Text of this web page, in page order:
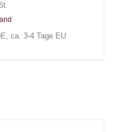
ca. 3-4 Tage EU